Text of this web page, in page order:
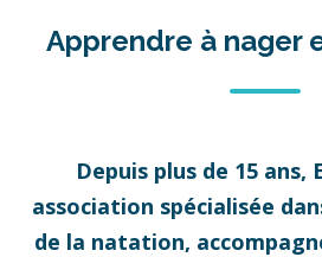
Apprendre à nager
Depuis plus de 15 ans,
association spécialisée
de la natation,